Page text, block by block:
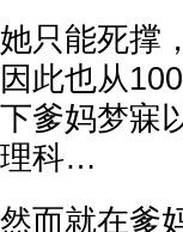
她只能死撑
因此也从
下爹妈梦寐
理科…
然而就在爹